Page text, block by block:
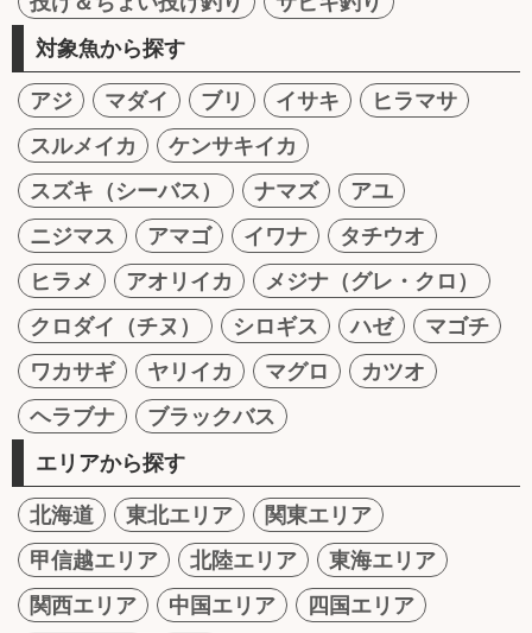
対象魚から探す
アジ マダイ ブリ イサキ
ヒラマサ
スルメイカ
ケンサキイカ
スズキ（シーバス）
ナマズ
アユ
ニジマス
アマゴ イワナ
タチウオ
ヒラメ
アオリイカ
メジナ（グレ・クロ）
クロダイ（チヌ）
シロギス ハゼ
マゴチ
ワカサギ
ヤリイカ マグロ
カツオ
ヘラブナ
ブラックバス
エリアから探す
北海道 東北エリア
関東エリア
甲信越エリア
北陸エリア
東海エリア
関西エリア
中国エリア
四国エリア